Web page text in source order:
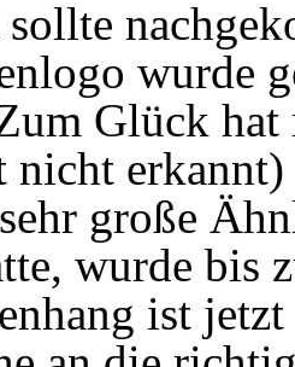
wurde
Glück
nicht
große
wurde bis
ist